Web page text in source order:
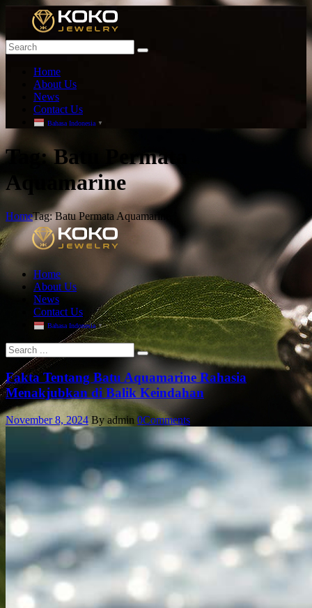
Home
About Us
News
Contact Us
Bahasa Indonesia ▼
T ag: Batu Permata
Aquamarine
HomeTag: Batu Permata Aquamarine
Home
About Us
News
Contact Us
Bahasa Indonesia ▼
Fakta Tentang Batu Aquamarine Rahasia
Menakjubkan di Balik Keindahan
November 8, 2024 By admin 0Comments